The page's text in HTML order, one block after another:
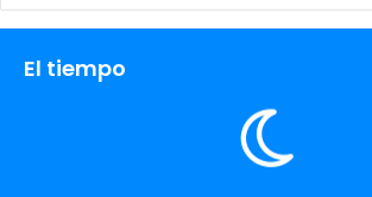
El tiempo